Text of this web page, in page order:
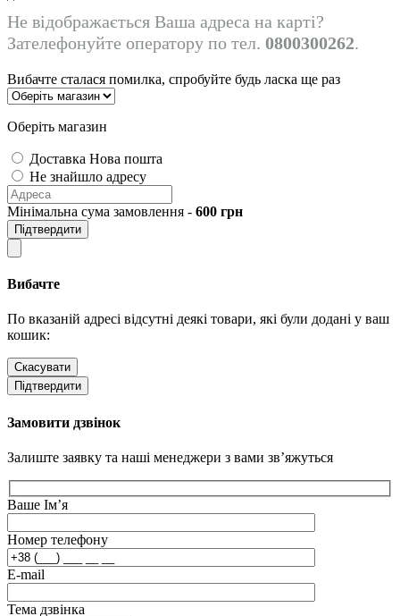
Не відображається Ваша адреса на карті?
Зателефонуйте оператору по тел. 0800300262.
Вибачте сталася помилка, спробуйте будь ласка ще раз
Оберіть магазин
Доставка Нова пошта
Не знайшло адресу
Мінімальна сума замовлення - 600 грн
Підтвердити
Вибачте
По вказаній адресі відсутні деякі товари, які були додані у ваш
кошик:
Скасувати
Підтвердити
Замовити дзвінок
Залиште заявку та наші менеджери з вами зв’яжуться
Ваше Ім’я
Номер телефону
E-mail
Тема дзвінка